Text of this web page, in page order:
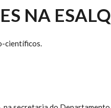
NA ESALQ
científicos.